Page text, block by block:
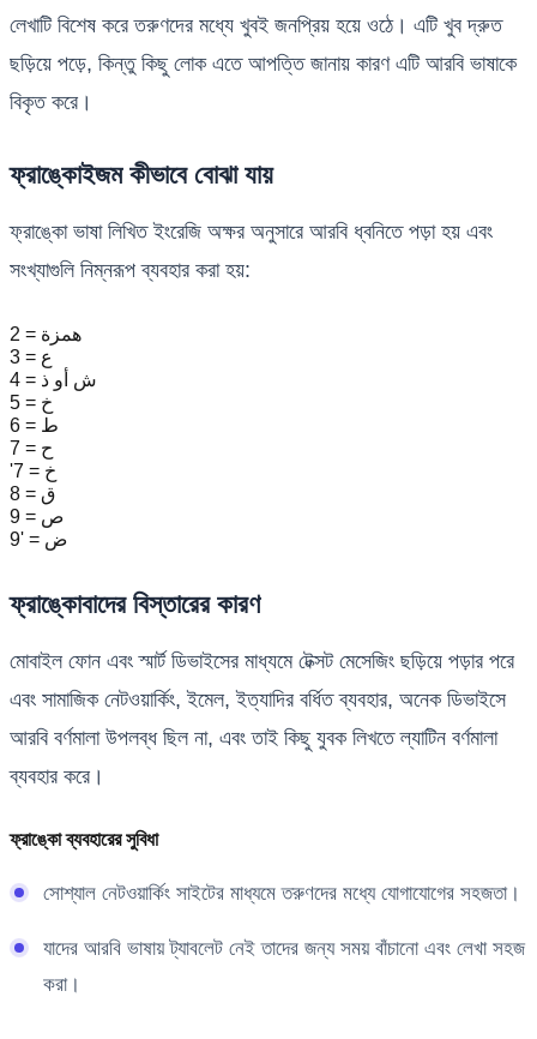
লেখাটি বিশেষ করে তরুণদের মধ্যে খুবই জনপ্রিয় হয়ে ওঠে। এটি খুব দ্রুত
ছড়িয়ে পড়ে, কিন্তু কিছু লোক এতে আপত্তি জানায় কারণ এটি আরবি ভাষাকে
বিকৃত করে।
ফ্রাঙ্কোইজম কীভাবে বোঝা যায়
ফ্রাঙ্কো ভাষা লিখিত ইংরেজি অক্ষর অনুসারে আরবি ধ্বনিতে পড়া হয় এবং
সংখ্যাগুলি নিম্নরূপ ব্যবহার করা হয়:
2 = همزة
3 = ع
4 = ش أو ذ
5 = خ
6 = ط
7 = ح
'7 = خ
8 = ق
9 = ص
9' = ض
ফ্রাঙ্কোবাদের বিস্তারের কারণ
মোবাইল ফোন এবং স্মার্ট ডিভাইসের মাধ্যমে টেক্সট মেসেজিং ছড়িয়ে পড়ার পরে
এবং সামাজিক নেটওয়ার্কিং, ইমেল, ইত্যাদির বর্ধিত ব্যবহার, অনেক ডিভাইসে
আরবি বর্ণমালা উপলব্ধ ছিল না, এবং তাই কিছু যুবক লিখতে ল্যাটিন বর্ণমালা
ব্যবহার করে।
ফ্রাঙ্কো ব্যবহারের সুবিধা
সোশ্যাল নেটওয়ার্কিং সাইটের মাধ্যমে তরুণদের মধ্যে যোগাযোগের সহজতা।
যাদের আরবি ভাষায় ট্যাবলেট নেই তাদের জন্য সময় বাঁচানো এবং লেখা সহজ
করা।